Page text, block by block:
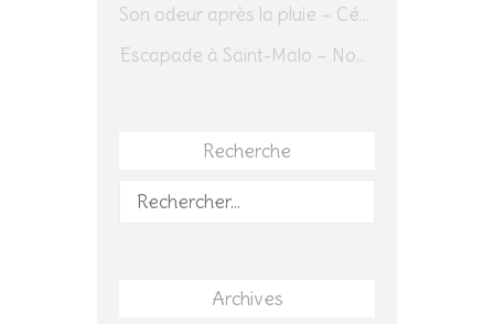
Son odeur après la pluie – Cédric Sapin-Defour
Escapade à Saint-Malo – Novembre 2025 – Jour 1
Recherche
Rechercher :
Archives